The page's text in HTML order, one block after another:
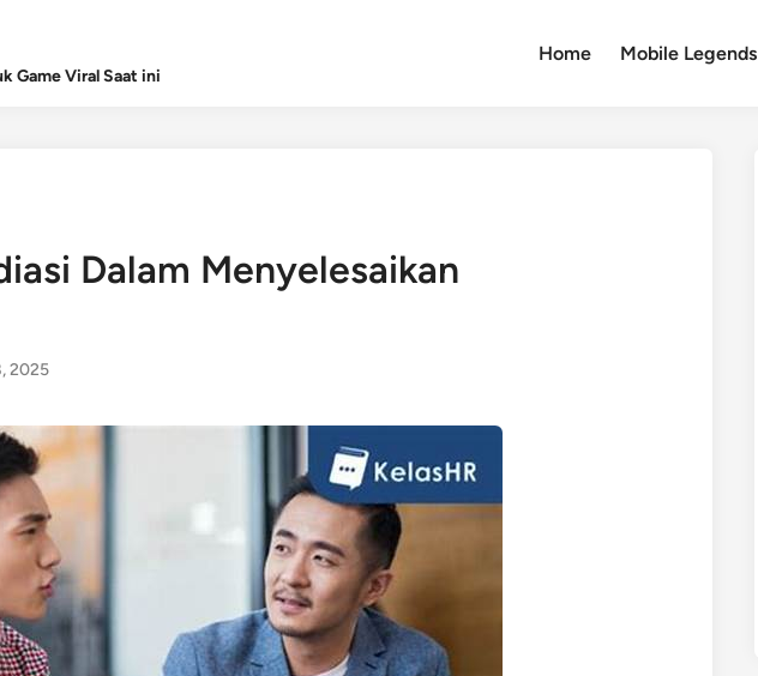
Game Viral Saat ini
Home Mobile Legends
Dalam Menyelesaikan
2025